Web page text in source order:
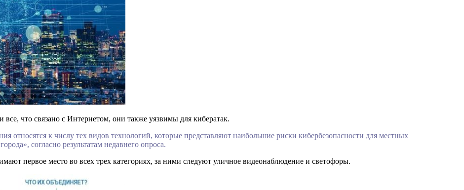
что связано с Интернетом, они также уязвимы для кибератак.
относятся к числу тех видов технологий, которые представляют наибольшие риски кибербезопасности для местных
согласно результатам недавнего опроса.
первое место во всех трех категориях, за ними следуют уличное видеонаблюдение и светофоры.